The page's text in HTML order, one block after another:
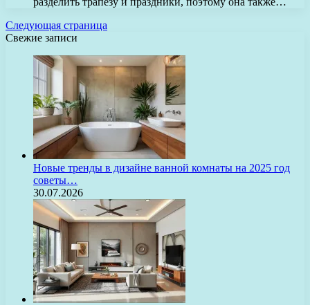
Следующая страница
Свежие записи
Новые тренды в дизайне ванной комнаты на 2025 год
советы…
30.07.2026